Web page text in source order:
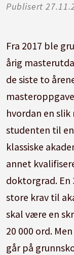
Publisert
Fra 2017 ble
årig
de siste to
hvordan en
studenten til
klassiske
annet
doktorgrad. En
store krav til
skal være en
20 000 ord.
går på